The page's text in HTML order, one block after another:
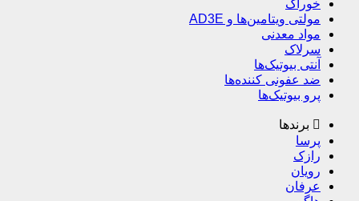
خوراک
مولتی ویتامین‌ها و AD3E
مواد معدنی
سرلاک
آنتی بیوتیک‌ها
ضد عفونی کننده‌ها
پرو بیوتیک‌ها
برندها
پرسا
رازک
رویان
عرفان